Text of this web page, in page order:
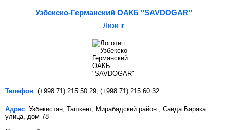
Узбекско-Германский ОАКБ "SAVDOGAR"
Лизинг
Телефон: (+998 71) 215 50 29 (+998 71) 215 60 32
Адрес: Узбекистан, Ташкент, Мирабадский район , Саида Барака
улица, дом 78